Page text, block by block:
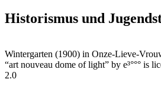
Historismus und
Wintergarten (1900) in Onze-Lieve-
“art nouveau dome of light” by e³°°° is
2.0